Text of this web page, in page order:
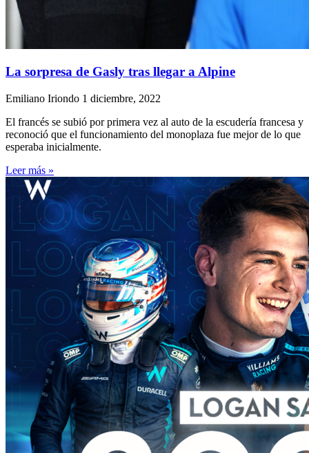
La sorpresa de Gasly tras llegar a Alpine
Emiliano Iriondo 1 diciembre, 2022
El francés se subió por primera vez al auto de la escudería francesa y
reconoció que el funcionamiento del monoplaza fue mejor de lo que
esperaba inicialmente.
Leer más »